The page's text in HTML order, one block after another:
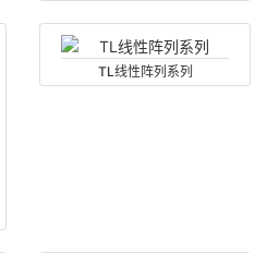
TL线性阵列系列